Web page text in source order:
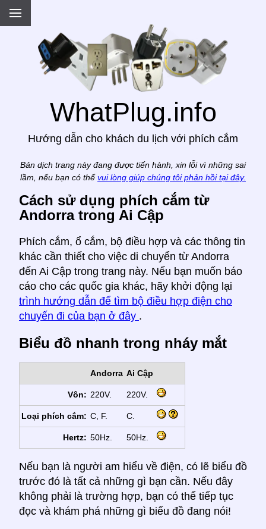
WhatPlug.info
Hướng dẫn cho khách du lịch với phích cắm
Bản dịch trang này đang được tiến hành, xin lỗi vì những sai
lầm, nếu bạn có thể vui lòng giúp chúng tôi phản hồi tại đây.
Cách sử dụng phích cắm từ
Andorra trong Ai Cập
Phích cắm, ổ cắm, bộ điều hợp và các thông tin
khác cần thiết cho việc di chuyển từ Andorra
đến Ai Cập trong trang này. Nếu bạn muốn báo
cáo cho các quốc gia khác, hãy khởi động lại
trình hướng dẫn để tìm bộ điều hợp điện cho
chuyến đi của bạn ở đây .
Biểu đồ nhanh trong nháy mắt
Andorra Ai Cập
Vôn: 220V. 220V.
Loại phích cắm: C, F. C.
Hertz: 50Hz. 50Hz.
Nếu bạn là người am hiểu về điện, có lẽ biểu đồ
trước đó là tất cả những gì bạn cần. Nếu đây
không phải là trường hợp, bạn có thể tiếp tục
đọc và khám phá những gì biểu đồ đang nói!